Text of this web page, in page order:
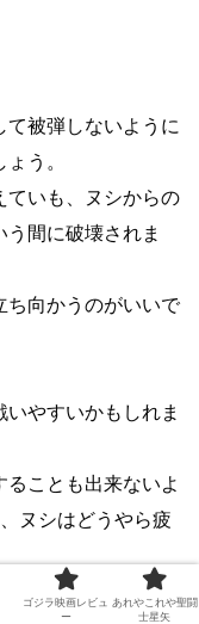
て被弾しないように
う。
ていも、ヌシからの
間に破壊されま
ち向かうのがいいで
やすいかもしれま
ことも出来ないよ
ヌシはどうやら疲
ゴジラ映画レビュ
ー
あれやこれや聖闘
士星矢